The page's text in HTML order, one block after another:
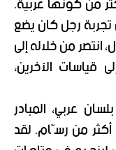
رجل كان يضع
انتصر من خلاله إلى
قياسات الآخرين،
عربي، المبادر
أكثر من رسّام. لقد